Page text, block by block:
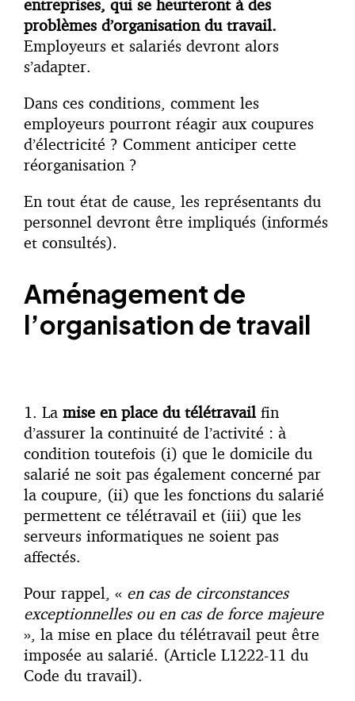
entreprises, qui se heurteront à des
problèmes d’organisation du travail.
Employeurs et salariés devront alors
s’adapter.
Dans ces conditions, comment les
employeurs pourront réagir aux coupures
d’électricité ? Comment anticiper cette
réorganisation ?
En tout état de cause, les représentants du
personnel devront être impliqués (informés
et consultés).
Aménagement de
l’organisation de travail
1. La mise en place du télétravail fin
d’assurer la continuité de l’activité : à
condition toutefois (i) que le domicile du
salarié ne soit pas également concerné par
la coupure, (ii) que les fonctions du salarié
permettent ce télétravail et (iii) que les
serveurs informatiques ne soient pas
affectés.
Pour rappel, « en cas de circonstances
exceptionnelles ou en cas de force majeure
», la mise en place du télétravail peut être
imposée au salarié. (Article L1222-11 du
Code du travail).